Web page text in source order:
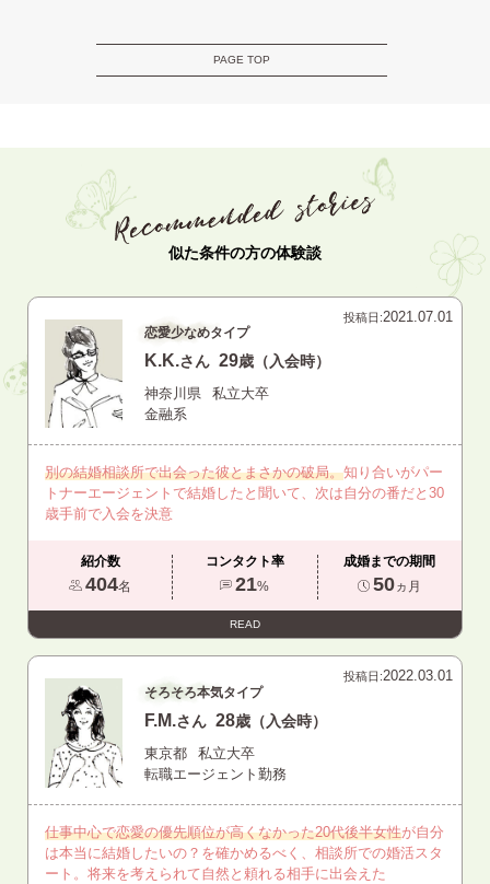
PAGE TOP
似た条件の方の体験談
投稿日:2021.07.01
恋愛少なめタイプ
K.K.さん 29歳（入会時）
神奈川県
私立大卒
金融系
別の結婚相談所で出会った彼とまさかの破局。知り合いがパー
トナーエージェントで結婚したと聞いて、次は自分の番だと30
歳手前で入会を決意
紹介数
404名
コンタクト率
21%
成婚までの期間
50ヵ月
READ
投稿日:2022.03.01
そろそろ本気タイプ
F.M.さん 28歳（入会時）
東京都
私立大卒
転職エージェント勤務
仕事中心で恋愛の優先順位が高くなかった20代後半女性が自分
は本当に結婚したいの？を確かめるべく、相談所での婚活スタ
ート。将来を考えられて自然と頼れる相手に出会えた